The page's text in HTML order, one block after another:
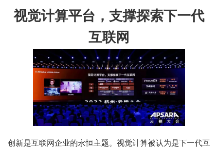
视觉计算平台，支撑探索下一代
互联网
创新是互联网企业的永恒主题。视觉计算被认为是下一代互